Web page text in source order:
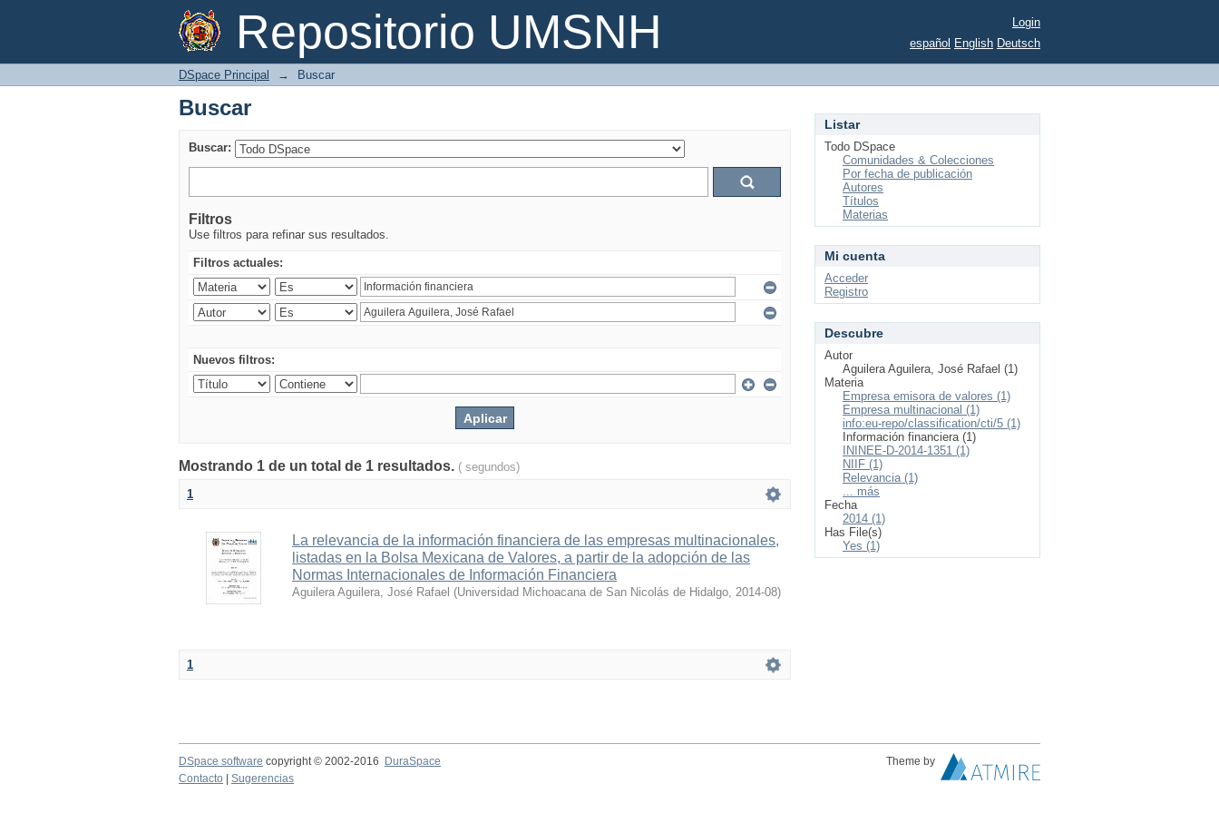
Repositorio UMSNH
Buscar
Login
español English Deutsch
DSpace Principal → Buscar
Buscar
Buscar:
Filtros
Use filtros para refinar sus resultados.
Filtros actuales:
Nuevos filtros:
Mostrando 1 de un total de 1 resultados. ( segundos)
1
La relevancia de la información financiera de las empresas multinacionales,
listadas en la Bolsa Mexicana de Valores, a partir de la adopción de las
Normas Internacionales de Información Financiera
Aguilera Aguilera, José Rafael (Universidad Michoacana de San Nicolás de Hidalgo, 2014-08)
1
Listar
Todo DSpace
Comunidades & Colecciones
Por fecha de publicación
Autores
Títulos
Materias
Mi cuenta
Acceder
Registro
Descubre
Autor
Aguilera Aguilera, José Rafael (1)
Materia
Empresa emisora de valores (1)
Empresa multinacional (1)
info:eu-repo/classification/cti/5 (1)
Información financiera (1)
ININEE-D-2014-1351 (1)
NIIF (1)
Relevancia (1)
... más
Fecha
2014 (1)
Has File(s)
Yes (1)
DSpace software copyright © 2002-2016 DuraSpace
Theme by
Contacto
Sugerencias